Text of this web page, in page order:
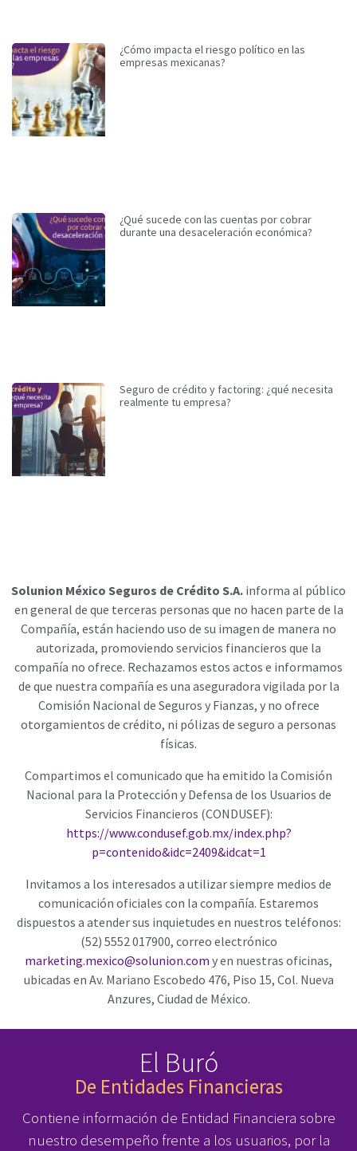
¿Cómo impacta el riesgo político en las
empresas mexicanas?
¿Qué sucede con las cuentas por cobrar
durante una desaceleración económica?
Seguro de crédito y factoring: ¿qué necesita
realmente tu empresa?
Solunion México Seguros de Crédito S.A. informa al público
en general de que terceras personas que no hacen parte de la
Compañía, están haciendo uso de su imagen de manera no
autorizada, promoviendo servicios financieros que la
compañía no ofrece. Rechazamos estos actos e informamos
de que nuestra compañía es una aseguradora vigilada por la
Comisión Nacional de Seguros y Fianzas, y no ofrece
otorgamientos de crédito, ni pólizas de seguro a personas
físicas.
Compartimos el comunicado que ha emitido la Comisión
Nacional para la Protección y Defensa de los Usuarios de
Servicios Financieros (CONDUSEF):
https://www.condusef.gob.mx/index.php?
p=contenido&idc=2409&idcat=1
Invitamos a los interesados a utilizar siempre medios de
comunicación oficiales con la compañía. Estaremos
dispuestos a atender sus inquietudes en nuestros teléfonos:
(52) 5552 017900, correo electrónico
marketing.mexico@solunion.com y en nuestras oficinas,
ubicadas en Av. Mariano Escobedo 476, Piso 15, Col. Nueva
Anzures, Ciudad de México.
El Buró
De Entidades Financieras
Contiene información de Entidad Financiera sobre
nuestro desempeño frente a los usuarios, por la